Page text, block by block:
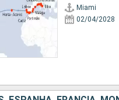
Miami
02/04/2028